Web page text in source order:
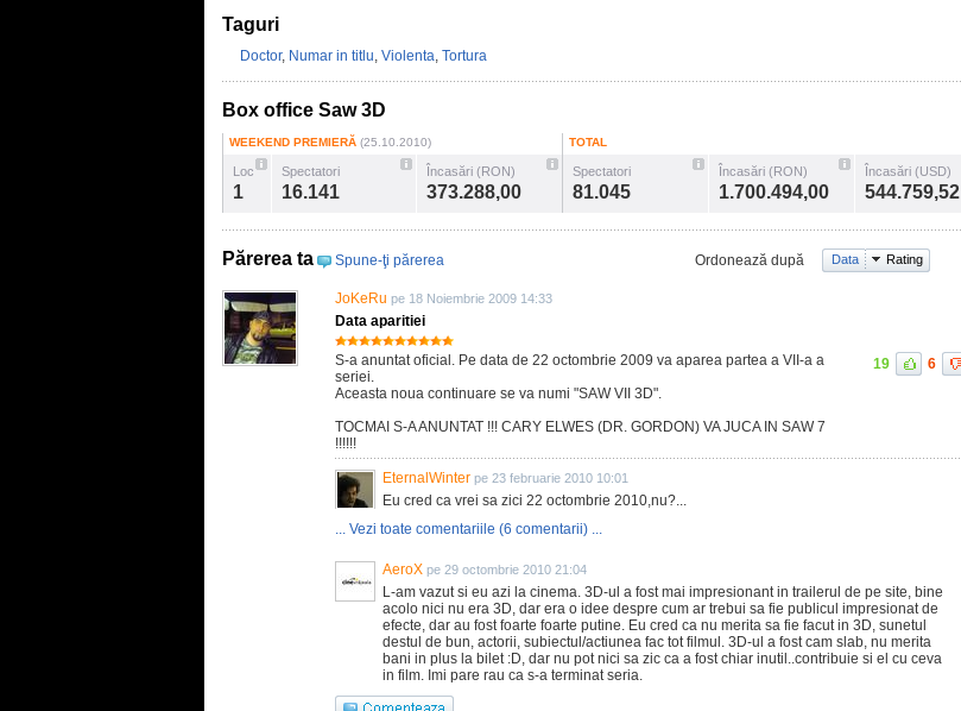
Taguri
Doctor, Numar in titlu, Violenta, Tortura
Box office Saw 3D
WEEKEND PREMIERĂ (25.10.2010)
Loc
1
Spectatori
16.141
Încasări (RON)
373.288,00
TOTAL
Spectatori
81.045
Încasări (RON)
1.700.494,00
Încasări (USD)
544.759,52
Părerea ta Spune-ţi părerea Ordonează după Data Rating
JoKeRu pe 18 Noiembrie 2009 14:33
Data aparitiei
S-a anuntat oficial. Pe data de 22 octombrie 2009 va aparea partea a VII-a a
seriei.
Aceasta noua continuare se va numi "SAW VII 3D".
TOCMAI S-A ANUNTAT !!! CARY ELWES (DR. GORDON) VA JUCA IN SAW 7
!!!!!!
19 6
EternalWinter pe 23 februarie 2010 10:01
Eu cred ca vrei sa zici 22 octombrie 2010,nu?...
... Vezi toate comentariile (6 comentarii) ...
AeroX pe 29 octombrie 2010 21:04
L-am vazut si eu azi la cinema. 3D-ul a fost mai impresionant in trailerul de pe site, bine
acolo nici nu era 3D, dar era o idee despre cum ar trebui sa fie publicul impresionat de
efecte, dar au fost foarte foarte putine. Eu cred ca nu merita sa fie facut in 3D, sunetul
destul de bun, actorii, subiectul/actiunea fac tot filmul. 3D-ul a fost cam slab, nu merita
bani in plus la bilet :D, dar nu pot nici sa zic ca a fost chiar inutil..contribuie si el cu ceva
in film. Imi pare rau ca s-a terminat seria.